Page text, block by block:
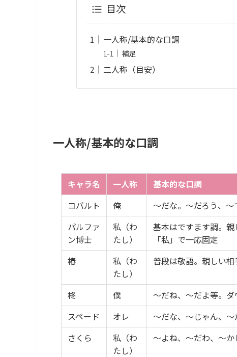
目次
一人称/基本的な口調
補足
二人称（目安）
一人称/基本的な口調
キャラ名 一人称
基本的な口調
コバルト
俺
〜だな。〜だろう、
パルファ
ン博士
私（わ
たし）
基本はですます調。
「私」で一応固定
椿
私（わ
たし）
普段は敬語。親しい
柊 僕
〜だね、〜だよ等。
スペード
オレ
〜だな、〜じゃん、
さくら
私（わ
たし）
〜よね、〜だわ、〜